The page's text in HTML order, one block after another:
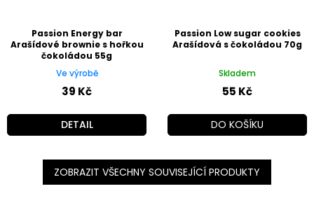
Passion Energy bar
Arašídové brownie s hořkou
čokoládou 55g
Ve výrobě
39 Kč
DETAIL
Passion Low sugar cookies
Arašídová s čokoládou 70g
Skladem
55 Kč
DO KOŠÍKU
ZOBRAZIT VŠECHNY SOUVISEJÍCÍ PRODUKTY